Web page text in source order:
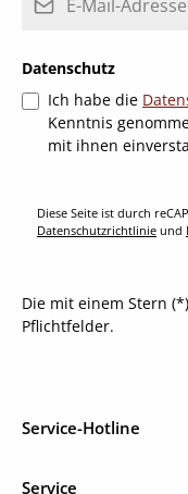
Datenschutz
Ich habe die
Kenntnis
mit ihnen
Diese Seite ist durch
Datenschutzrichtlinie und
Die mit einem Stern
Pflichtfelder.
Service-Hotline
Service